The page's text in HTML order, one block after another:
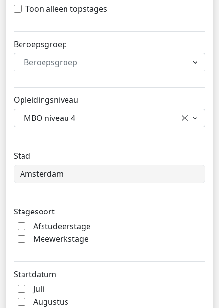
Toon alleen topstages
Beroepsgroep
Beroepsgroep
Opleidingsniveau
MBO niveau 4
Stad
Stagesoort
Afstudeerstage
Meewerkstage
Startdatum
Juli
Augustus